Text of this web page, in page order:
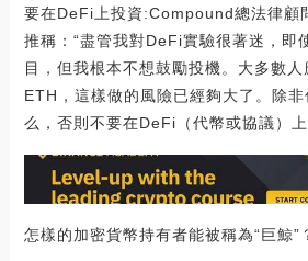
要在DeFi上投資:Compound總法律
推稱：“盡管我對DeFi實驗很著迷，即
目，但我根本不想鼓勵投機。大多數
ETH，這樣做的風險已經夠大了。除
么，否則不要在DeFi（代幣或協議）
怎樣的加密貨幣持有者能被稱為“巨鯨”